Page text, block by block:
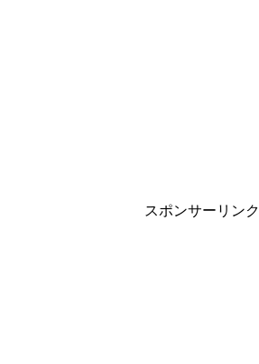
スポンサーリンク